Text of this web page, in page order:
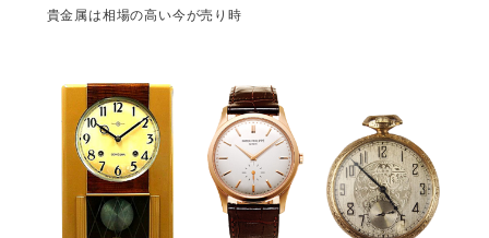
貴金属は相場の高い今が売り時